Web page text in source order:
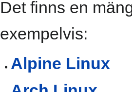
Det finns en
exempelvis:
Alpine Linux